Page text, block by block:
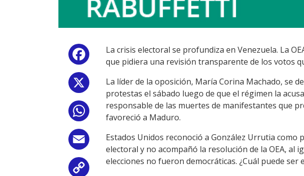
Facebook
WhatsApp
Email
La crisis electoral se profundiza en Venezuela. La
que pidiera una revisión transparente de los votos
La líder de la oposición, María Corina Machado, se
protestas el sábado luego de que el régimen la
responsable de las muertes de manifestantes que
favoreció a Maduro.
Estados Unidos reconoció a González Urrutia
electoral y no acompañó la resolución de la OEA, al
elecciones no fueron democráticas. ¿Cuál puede